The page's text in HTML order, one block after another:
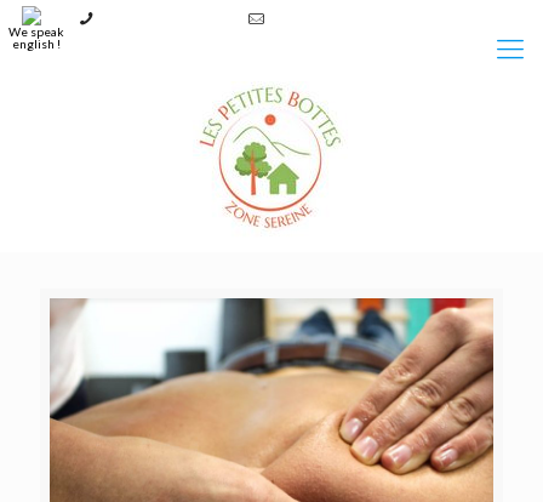
We speak
english !